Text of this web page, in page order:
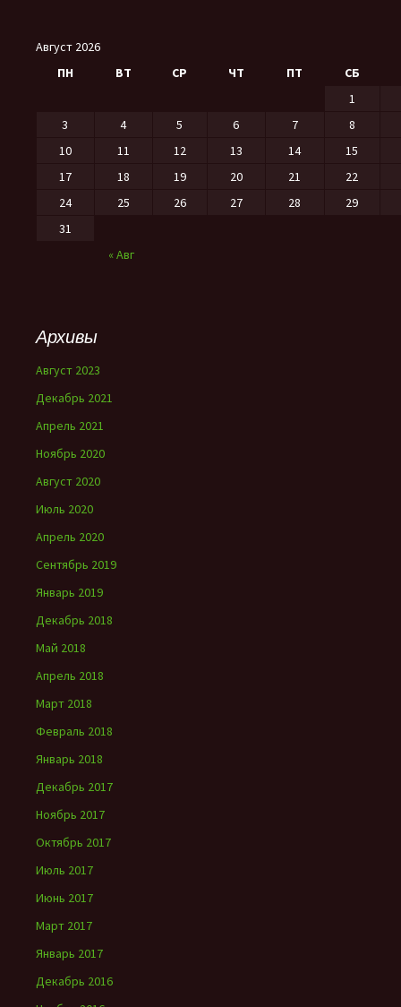
Август 2026
ПН
ВТ СР ЧТ ПТ СБ
« Авг
1
3
4 5 6 7
8
10
11 12 13 14
15
17
18 19 20 21
22
24
25 26 27 28
29
31
Архивы
Август 2023
Декабрь 2021
Апрель 2021
Ноябрь 2020
Август 2020
Июль 2020
Апрель 2020
Сентябрь 2019
Январь 2019
Декабрь 2018
Май 2018
Апрель 2018
Март 2018
Февраль 2018
Январь 2018
Декабрь 2017
Ноябрь 2017
Октябрь 2017
Июль 2017
Июнь 2017
Март 2017
Январь 2017
Декабрь 2016